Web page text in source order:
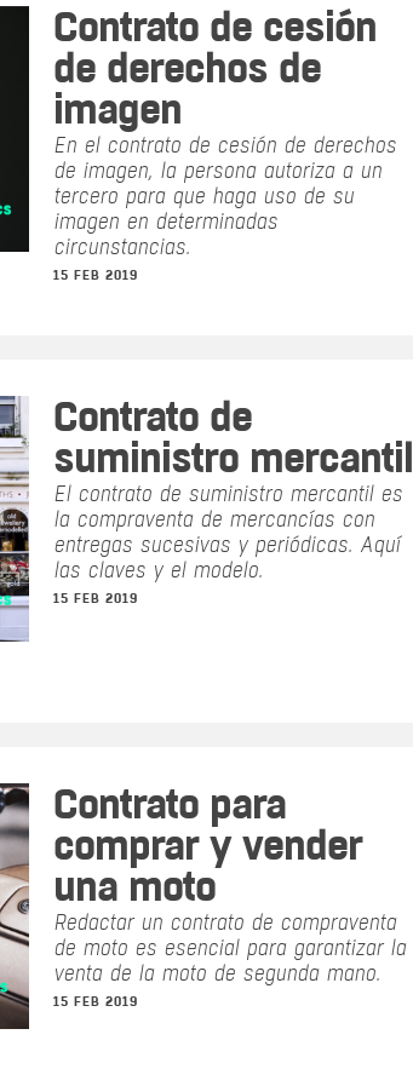
Contrato de cesión
de derechos de
imagen
En el contrato de cesión de derechos
de imagen, la persona autoriza a un
tercero para que haga uso de su
imagen en determinadas
circunstancias.
15 FEB 2019
Contrato de
suministro mercantil
El contrato de suministro mercantil es
la compraventa de mercancías con
entregas sucesivas y periódicas. Aquí
las claves y el modelo.
15 FEB 2019
Contrato para
comprar y vender
una moto
Redactar un contrato de compraventa
de moto es esencial para garantizar la
venta de la moto de segunda mano.
15 FEB 2019